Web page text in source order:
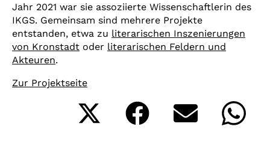
Jahr 2021 war sie assoziierte Wissenschaftlerin des
IKGS. Gemeinsam sind mehrere Projekte
entstanden, etwa zu literarischen Inszenierungen
von Kronstadt oder literarischen Feldern und
Akteuren.
Zur Projektseite
Share
Share
on
Share
on
on